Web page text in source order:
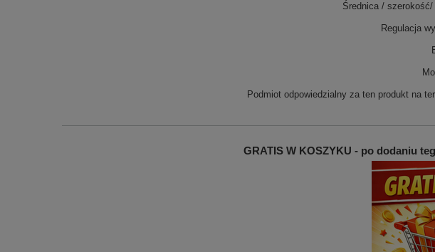
Podmiot odpowiedzialny za ten produkt na
Średnica / szerokość/
Regulacja
GRATIS W KOSZYKU - po dodaniu